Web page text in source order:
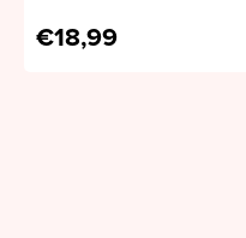
€18,99